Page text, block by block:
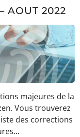
AOUT 2022
majeures de la
Vous trouverez
des corrections